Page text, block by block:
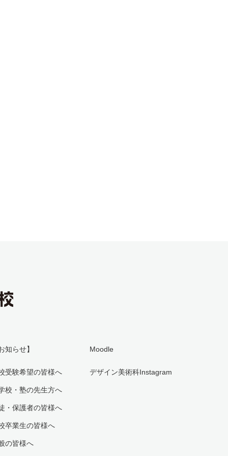
知らせ】
受験希望の皆様へ
校・塾の先生方へ
・保護者の皆様へ
卒業生の皆様へ
の皆様へ
Moodle
デザイン美術科Instagram